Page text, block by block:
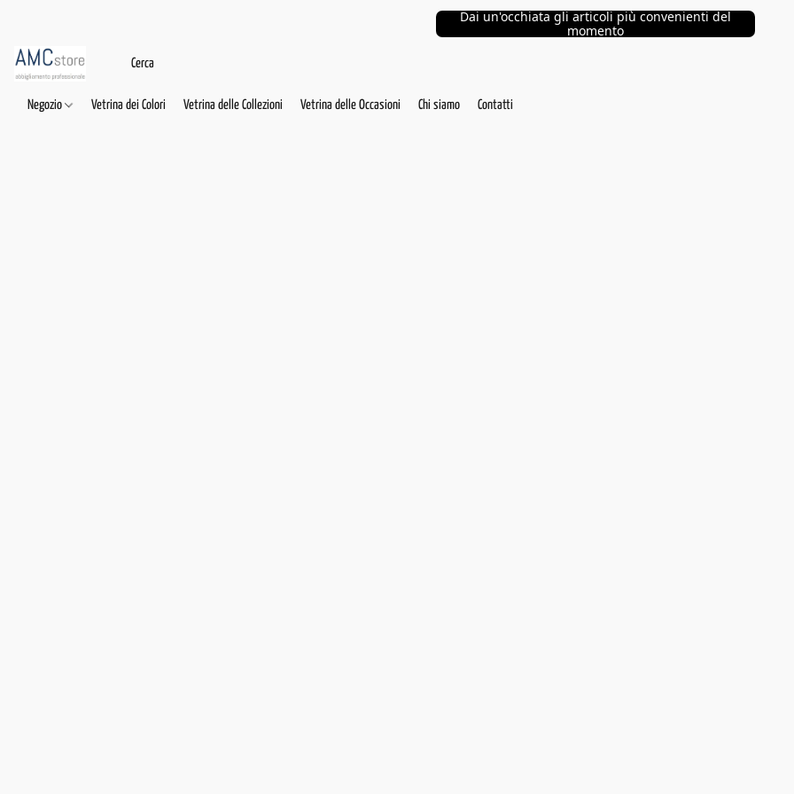
Dai un'occhiata gli articoli più convenienti del
momento
Negozio Vetrina dei Colori Vetrina delle Collezioni Vetrina delle Occasioni Chi siamo Contatti